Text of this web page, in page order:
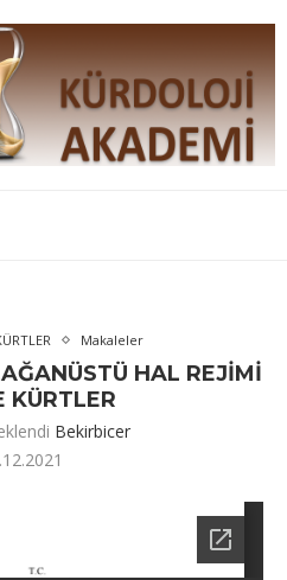
Makaleler
HAL REJİMİ
KÜRTLER
Bekirbicer